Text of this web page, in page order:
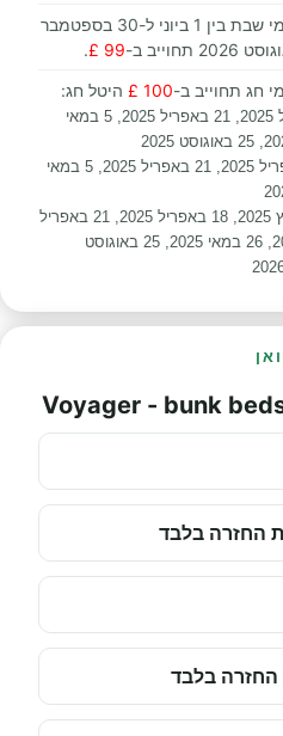
קבלת קרוואן בימי שבת בין 1 ביוני ל-30 בספטמבר
99 £
.
חג תחוייב ב-100 £ היטל חג:
לונדון: 18 באפריל 2025, 21 באפריל 2025, 5 במאי
21 באפריל 2025,
5 במאי
21 באפריל
2025, 5 במאי 205, 26 במאי 2025, 25 באוגוסט
החזרה בלבד
בלבד